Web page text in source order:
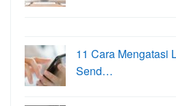
11 Cara Mengatasi
Send…